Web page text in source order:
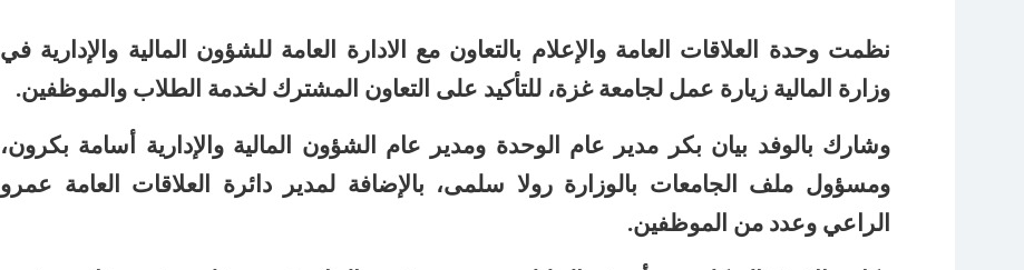
نظمت وحدة العلاقات العامة والإعلام بالتعاون مع الادارة العامة للشؤون المالية والإدارية في
وزارة المالية زيارة عمل لجامعة غزة، للتأكيد على التعاون المشترك لخدمة الطلاب والموظفين.
وشارك بالوفد بيان بكر مدير عام الوحدة ومدير عام الشؤون المالية والإدارية أسامة بكرون،
ومسؤول ملف الجامعات بالوزارة رولا سلمى، بالإضافة لمدير دائرة العلاقات العامة عمرو
الراعي وعدد من الموظفين.